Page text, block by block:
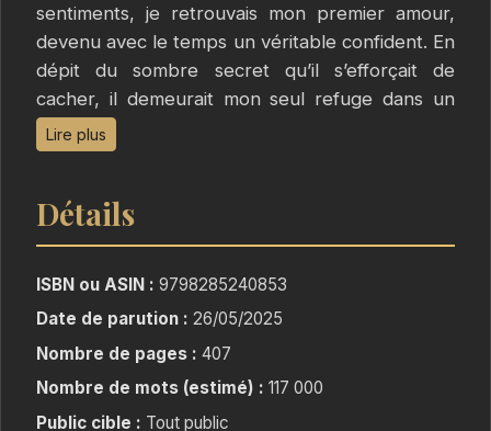
sentiments, je retrouvais mon premier amour,
devenu avec le temps un véritable confident. En
dépit du sombre secret qu’il s’efforçait de
cacher, il demeurait mon seul refuge dans un
monde m’étant désormais hostile.
D’autant plus qu’un climat de terreur s’était
la Rose Noire, un ravisseur insaisissable dont les
enlèvements ne cessaient d’alimenter la sphère
Dès lors, entre méfiance et paranoïa, apparu
cet homme au regard glacial. Cet être effrayant,
me poursuivant obsessionnellement jusque dans
mes songes... Qui était-il ? Que me voulait-il ?
Lire plus
Détails
ISBN ou ASIN : 9798285240853
Date de parution : 26/05/2025
Nombre de pages : 407
Nombre de mots (estimé) : 117 000
Public cible : Tout public